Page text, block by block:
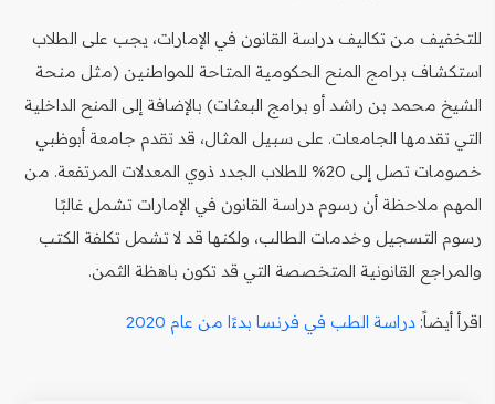
للتخفيف من تكاليف دراسة القانون في الإمارات، يجب على الطلاب
استكشاف برامج المنح الحكومية المتاحة للمواطنين (مثل منحة
الشيخ محمد بن راشد أو برامج البعثات) بالإضافة إلى المنح الداخلية
التي تقدمها الجامعات. على سبيل المثال، قد تقدم جامعة أبوظبي
خصومات تصل إلى 20% للطلاب الجدد ذوي المعدلات المرتفعة. من
المهم ملاحظة أن رسوم دراسة القانون في الإمارات تشمل غالبًا
رسوم التسجيل وخدمات الطالب، ولكنها قد لا تشمل تكلفة الكتب
والمراجع القانونية المتخصصة التي قد تكون باهظة الثمن.
اقرأ أيضاً: دراسة الطب في فرنسا بدءًا من عام 2020